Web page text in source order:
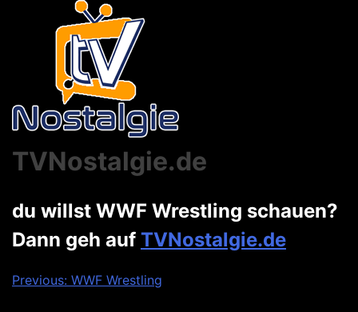
TVNostalgie.de
du willst WWF Wrestling schauen?
Dann geh auf TVNostalgie.de
Beitragsnavigation
Previous: WWF Wrestling